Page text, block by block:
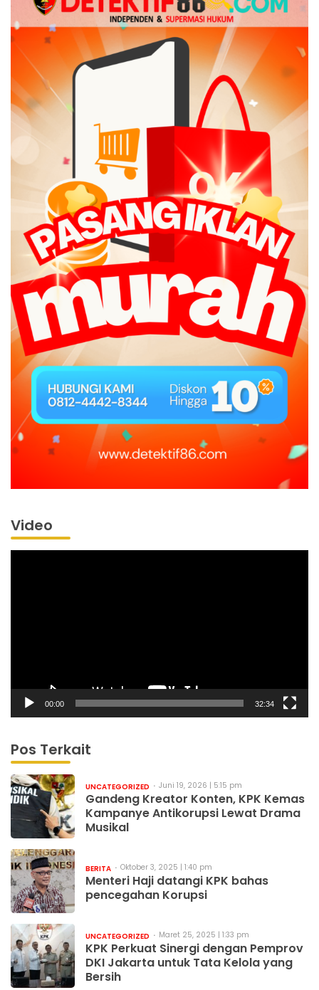
Video
00:00 32:34
Pos Terkait
UNCATEGORIZED Juni 19, 2026 | 5:15 pm
Gandeng Kreator Konten, KPK Kemas
Kampanye Antikorupsi Lewat Drama
Musikal
BERITA Oktober 3, 2025 | 1:40 pm
Menteri Haji datangi KPK bahas
pencegahan Korupsi
UNCATEGORIZED Maret 25, 2025 | 1:33 pm
KPK Perkuat Sinergi dengan Pemprov
DKI Jakarta untuk Tata Kelola yang
Bersih